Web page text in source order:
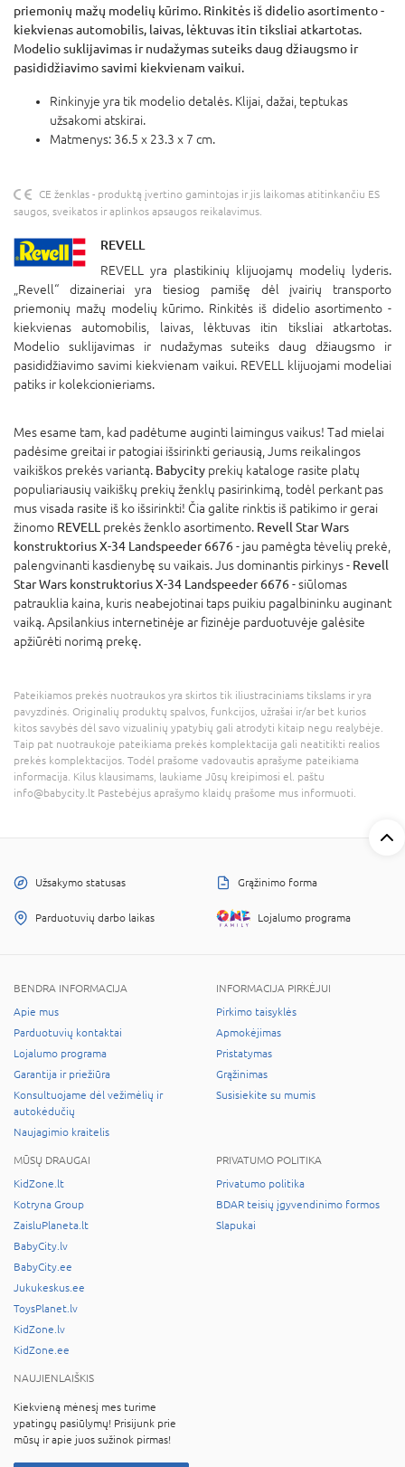
priemonių mažų modelių kūrimo. Rinkitės iš didelio asortimento -
kiekvienas automobilis, laivas, lėktuvas itin tiksliai atkartotas.
Modelio suklijavimas ir nudažymas suteiks daug džiaugsmo ir
pasididžiavimo savimi kiekvienam vaikui.
Rinkinyje yra tik modelio detalės. Klijai, dažai, teptukas
užsakomi atskirai.
Matmenys: 36.5 x 23.3 x 7 cm.
CE ženklas - produktą įvertino gamintojas ir jis laikomas atitinkančiu ES
saugos, sveikatos ir aplinkos apsaugos reikalavimus.
REVELL
REVELL yra plastikinių klijuojamų modelių lyderis.
„Revell“ dizaineriai yra tiesiog pamišę dėl įvairių transporto
priemonių mažų modelių kūrimo. Rinkitės iš didelio asortimento -
kiekvienas automobilis, laivas, lėktuvas itin tiksliai atkartotas.
Modelio suklijavimas ir nudažymas suteiks daug džiaugsmo ir
pasididžiavimo savimi kiekvienam vaikui. REVELL klijuojami modeliai
patiks ir kolekcionieriams.
Mes esame tam, kad padėtume auginti laimingus vaikus! Tad mielai
padėsime greitai ir patogiai išsirinkti geriausią, Jums reikalingos
vaikiškos prekės variantą. Babycity prekių kataloge rasite platų
populiariausių vaikiškų prekių ženklų pasirinkimą, todėl perkant pas
mus visada rasite iš ko išsirinkti! Čia galite rinktis iš patikimo ir gerai
žinomo REVELL prekės ženklo asortimento. Revell Star Wars
konstruktorius X-34 Landspeeder 6676- jau pamėgta tėvelių prekė,
palengvinanti kasdienybę su vaikais. Jus dominantis pirkinys - Revell
Star Wars konstruktorius X-34 Landspeeder 6676- siūlomas
patrauklia kaina, kuris neabejotinai taps puikiu pagalbininku auginant
vaiką. Apsilankius internetinėje ar fizinėje parduotuvėje galėsite
apžiūrėti norimą prekę.
Pateikiamos prekės nuotraukos yra skirtos tik iliustraciniams tikslams ir yra
pavyzdinės. Originalių produktų spalvos, funkcijos, užrašai ir/ar bet kurios
kitos savybės dėl savo vizualinių ypatybių gali atrodyti kitaip negu realybėje.
Taip pat nuotraukoje pateikiama prekės komplektacija gali neatitikti realios
prekės komplektacijos. Todėl prašome vadovautis aprašyme pateikiama
informacija. Kilus klausimams, laukiame Jūsų kreipimosi el. paštu
info@babycity.lt Pastebėjus aprašymo klaidų prašome mus informuoti.
Užsakymo statusas Grąžinimo forma
Parduotuvių darbo laikas Lojalumo programa
BENDRA INFORMACIJA
Apie mus
Parduotuvių kontaktai
Lojalumo programa
Garantija ir priežiūra
Konsultuojame dėl vežimėlių ir
autokėdučių
Naujagimio kraitelis
INFORMACIJA PIRKĖJUI
Pirkimo taisyklės
Apmokėjimas
Pristatymas
Grąžinimas
Susisiekite su mumis
MŪSŲ DRAUGAI
KidZone.lt
Kotryna Group
ZaisluPlaneta.lt
BabyCity.lv
BabyCity.ee
Jukukeskus.ee
ToysPlanet.lv
KidZone.lv
KidZone.ee
PRIVATUMO POLITIKA
Privatumo politika
BDAR teisių įgyvendinimo formos
Slapukai
NAUJIENLAIŠKIS
Kiekvieną mėnesį mes turime
ypatingų pasiūlymų! Prisijunk prie
mūsų ir apie juos sužinok pirmas!